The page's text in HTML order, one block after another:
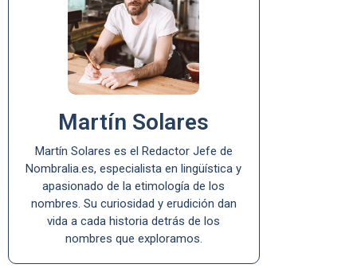
Martín Solares
Martín Solares es el Redactor Jefe de
Nombralia.es, especialista en lingüística y
apasionado de la etimología de los
nombres. Su curiosidad y erudición dan
vida a cada historia detrás de los
nombres que exploramos.